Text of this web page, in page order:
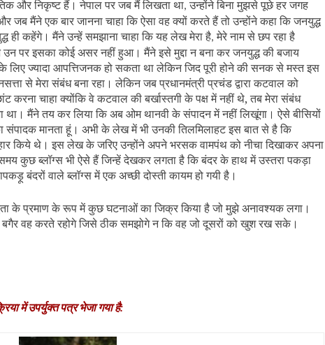
और निकृष्ट हैं। नेपाल पर जब मैं लिखता था,उन्होंने बिना मुझसे पूछे हर जगह
जब मैंने एक बार जानना चाहा कि ऐसा वह क्यों करते हैं तो उन्होंने कहा कि जनयुद्ध
ही कहेंगे। मैंने उन्हें समझाना चाहा कि यह लेख मेरा है,मेरे नाम से छप रहा है
उन पर इसका कोई असर नहीं हुआ। मैंने इसे मुद्दा न बना कर जनयुद्ध की बजाय
ज्यादा आपत्तिजनक हो सकता था लेकिन जिद पूरी होने की सनक से मस्त इस
से मेरा संबंध बना रहा। लेकिन जब प्रधानमंत्री प्रचंड द्वारा कटवाल को
करना चाहा क्योंकि वे कटवाल की बर्खास्तगी के पक्ष में नहीं थे, तब मेरा संबंध
मैंने तय कर लिया कि अब ओम थानवी के संपादन में नहीं लिखूंगा। ऐसे बीसियों
संपादक मानता हूं। अभी के लेख में भी उनकी तिलमिलाहट इस बात से है कि
किये थे। इस लेख के जरिए उन्होंने अपने भरसक वामपंथ को नीचा दिखाकर अपना
कुछ ब्लॉग्स भी ऐसे हैं जिन्हें देखकर लगता है कि बंदर के हाथ में उस्तरा पकड़ा
बंदरों वाले ब्लॉग्स में एक अच्छी दोस्ती कायम हो गयी है।
के प्रमाण के रूप में कुछ घटनाओं का जिक्र किया है जो मुझे अनावश्यक लगा।
वह करते रहोगे जिसे ठीक समझोगे न कि वह जो दूसरों को खुश रख सके।
में उपर्युक्‍त पत्र भेजा गया है: